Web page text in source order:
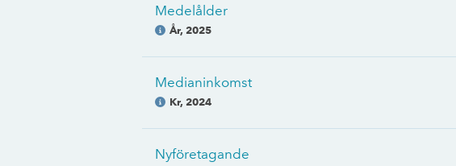
Medelålder
År, 2025
Medianinkomst
Kr, 2024
Nyföretagande